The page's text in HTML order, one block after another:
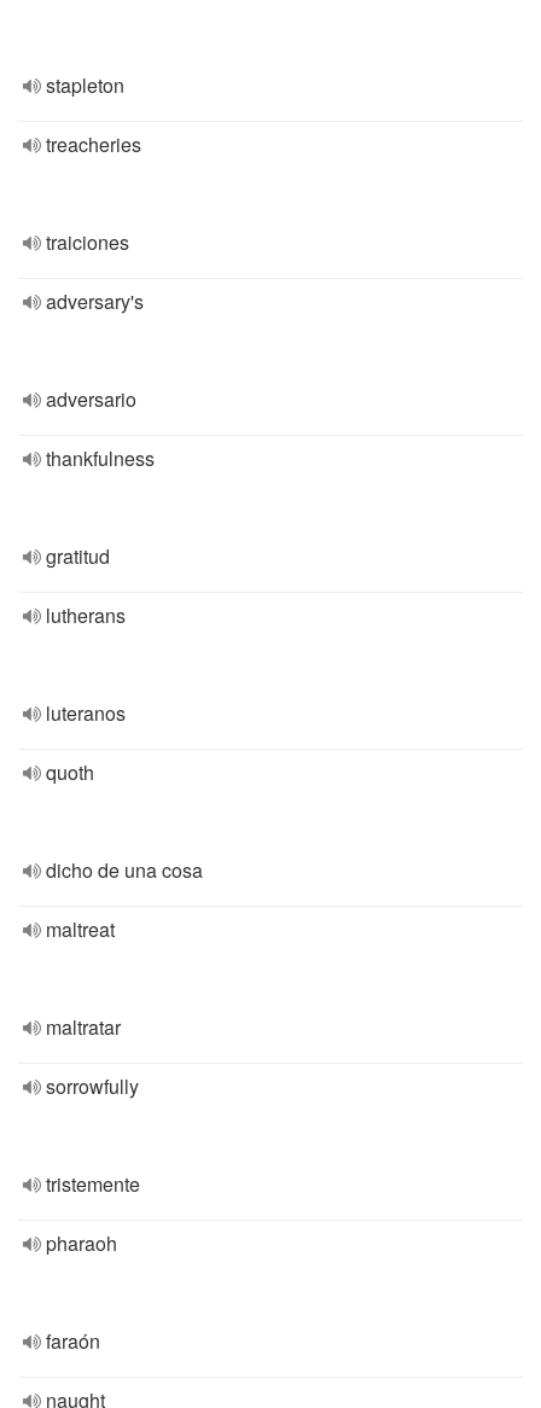
stapleton
treacheries
traiciones
adversary's
adversario
thankfulness
gratitud
lutherans
luteranos
quoth
dicho de una cosa
maltreat
maltratar
sorrowfully
tristemente
pharaoh
faraón
naught